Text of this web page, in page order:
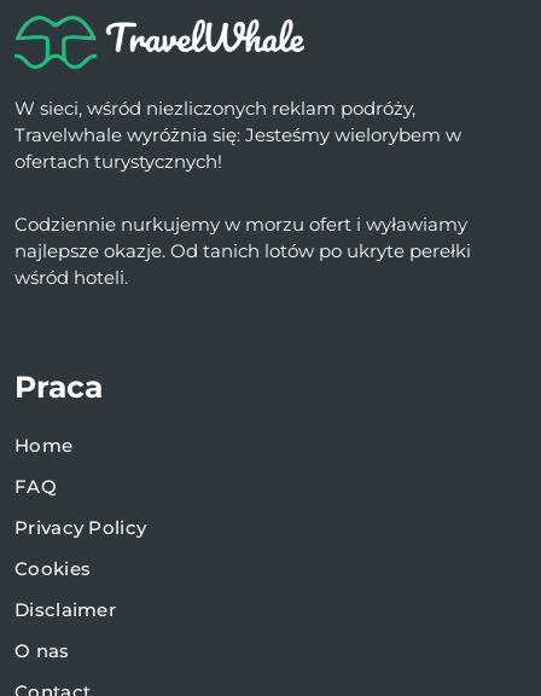
W sieci, wśród niezliczonych reklam podróży,
Travelwhale wyróżnia się: Jesteśmy wielorybem w
ofertach turystycznych!
Codziennie nurkujemy w morzu ofert i wyławiamy
najlepsze okazje. Od tanich lotów po ukryte perełki
wśród hoteli.
Praca
Home
FAQ
Privacy Policy
Cookies
Disclaimer
O nas